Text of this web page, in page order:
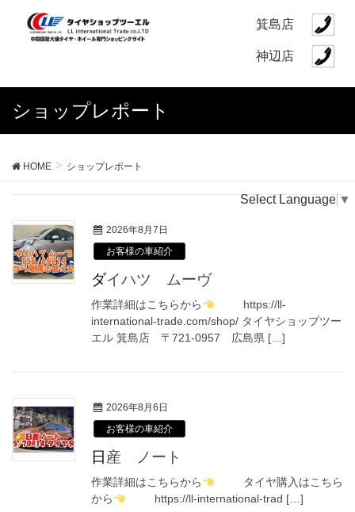
箕島店
神辺店
Select Language▼
ショップレポート
HOME ショップレポート
2026年8月7日
お客様の車紹介
ダイハツ ムーヴ
作業詳細はこちらから
https://ll-
international-trade.com/shop/ タイヤショップツー
エル 箕島店 〒721-0957 広島県 […]
2026年8月6日
お客様の車紹介
日産 ノート
作業詳細はこちらから
タイヤ購入はこちら
から
https://ll-international-trad […]